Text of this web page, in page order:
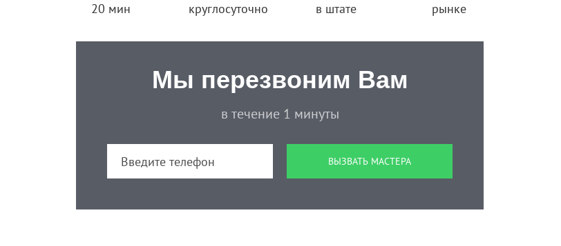
20 мин
круглосуточно
в штате
рынке
Мы перезвоним Вам
в течение 1 минуты